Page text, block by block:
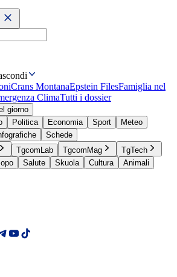
Crans MontanaEpstein FilesFamiglia nel
ClimaTutti i dossier
giorno
Politica Economia Sport
Meteo
Schede
TgcomLab TgcomMag
TgTech
Salute Skuola Cultura
Animali